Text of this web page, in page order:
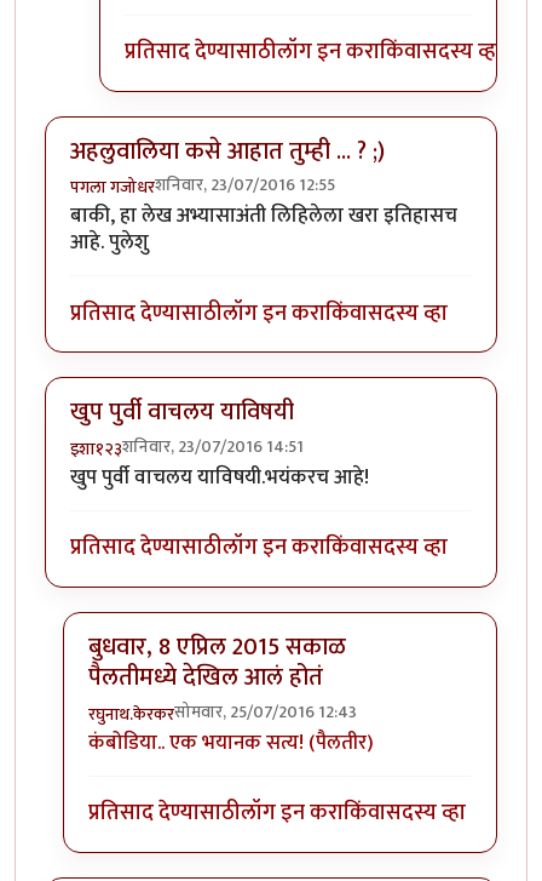
प्रतिसाद देण्यासाठीलॉग इन कराकिंवासदस्य व्हा
अहलुवालिया कसे आहात तुम्ही ... ? ;)
पगला गजोधरशनिवार, 23/07/2016 12:55
बाकी, हा लेख अभ्यासाअंती लिहिलेला खरा इतिहासच
आहे. पुलेशु
प्रतिसाद देण्यासाठीलॉग इन कराकिंवासदस्य व्हा
खुप पुर्वी वाचलय याविषयी
इशा१२३शनिवार, 23/07/2016 14:51
खुप पुर्वी वाचलय याविषयी.भयंकरच आहे!
प्रतिसाद देण्यासाठीलॉग इन कराकिंवासदस्य व्हा
बुधवार, 8 एप्रिल 2015 सकाळ
पैलतीमध्ये देखिल आलं होतं
रघुनाथ.केरकरसोमवार, 25/07/2016 12:43
In reply toखुप पुर्वी वाचलय याविषयी
कंबोडिया.. एक भयानक सत्य! (पैलतीर)
प्रतिसाद देण्यासाठीलॉग इन कराकिंवासदस्य व्हा